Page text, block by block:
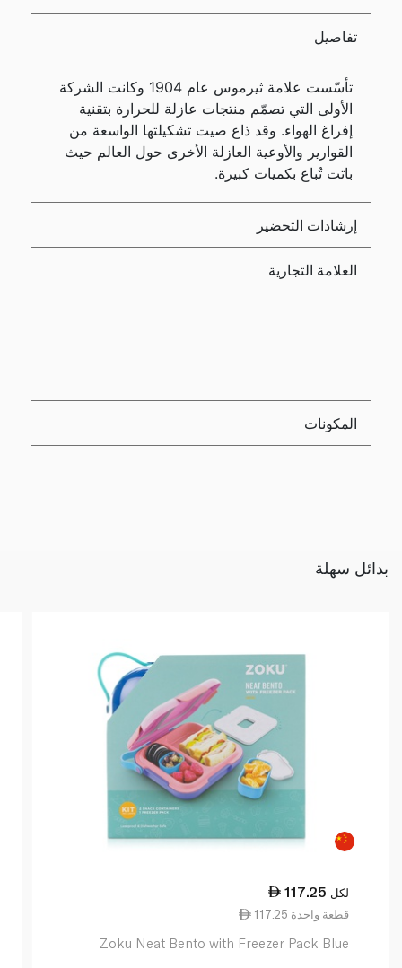
تفاصيل
تأسّست علامة ثيرموس عام 1904 وكانت الشركة
الأولى التي تصمّم منتجات عازلة للحرارة بتقنية
إفراغ الهواء. وقد ذاع صيت تشكيلتها الواسعة من
القوارير والأوعية العازلة الأخرى حول العالم حيث
باتت تُباع بكميات كبيرة.
إرشادات التحضير
العلامة التجارية
المكونات
بدائل سهلة
117.25 لكل
117.25 قطعة واحدة
Zoku Neat Bento with Freezer Pack Blue